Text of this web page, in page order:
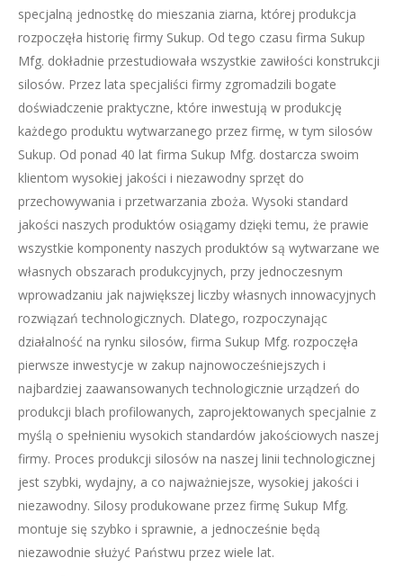
specjalną jednostkę do mieszania ziarna, której produkcja
rozpoczęła historię firmy Sukup. Od tego czasu firma Sukup
Mfg. dokładnie przestudiowała wszystkie zawiłości konstrukcji
silosów. Przez lata specjaliści firmy zgromadzili bogate
doświadczenie praktyczne, które inwestują w produkcję
każdego produktu wytwarzanego przez firmę, w tym silosów
Sukup. Od ponad 40 lat firma Sukup Mfg. dostarcza swoim
klientom wysokiej jakości i niezawodny sprzęt do
przechowywania i przetwarzania zboża. Wysoki standard
jakości naszych produktów osiągamy dzięki temu, że prawie
wszystkie komponenty naszych produktów są wytwarzane we
własnych obszarach produkcyjnych, przy jednoczesnym
wprowadzaniu jak największej liczby własnych innowacyjnych
rozwiązań technologicznych. Dlatego, rozpoczynając
działalność na rynku silosów, firma Sukup Mfg. rozpoczęła
pierwsze inwestycje w zakup najnowocześniejszych i
najbardziej zaawansowanych technologicznie urządzeń do
produkcji blach profilowanych, zaprojektowanych specjalnie z
myślą o spełnieniu wysokich standardów jakościowych naszej
firmy. Proces produkcji silosów na naszej linii technologicznej
jest szybki, wydajny, a co najważniejsze, wysokiej jakości i
niezawodny. Silosy produkowane przez firmę Sukup Mfg.
montuje się szybko i sprawnie, a jednocześnie będą
niezawodnie służyć Państwu przez wiele lat.